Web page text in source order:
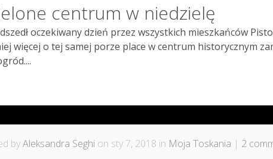
centrum w niedzielę
oczekiwany dzień przez wszystkich mieszkańców
więcej o tej samej porze place w centrum historycznym
byAleksandra Seghi on sty 7, 2018 in Moja Toskania | 2